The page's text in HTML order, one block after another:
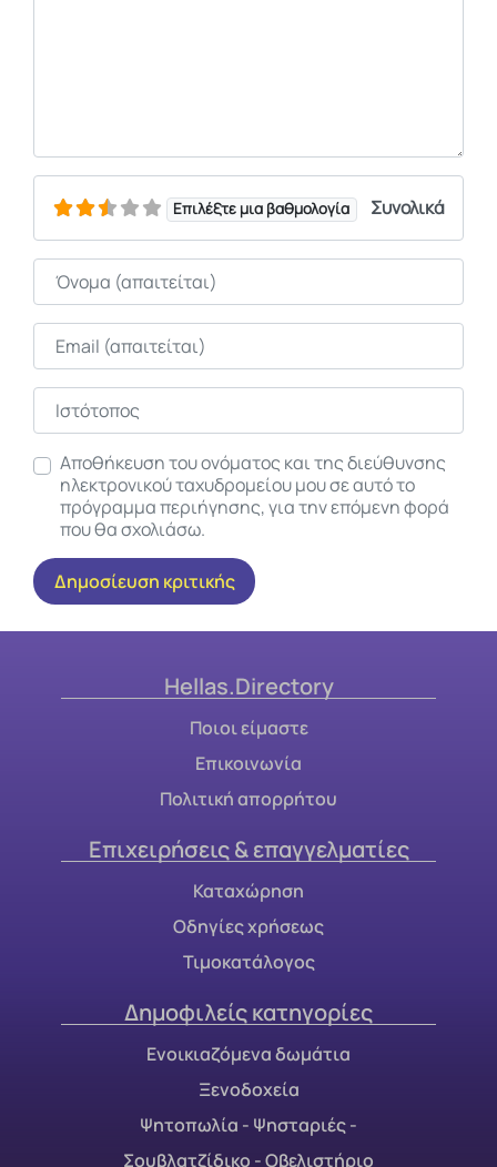
Επιλέξτε μια βαθμολογία Συνολικά
Όνομα
Email
Ιστότοπος
Αποθήκευση του ονόματος και της διεύθυνσης
ηλεκτρονικού ταχυδρομείου μου σε αυτό το
πρόγραμμα περιήγησης, για την επόμενη φορά
που θα σχολιάσω.
Hellas.Directory
Ποιοι είμαστε
Επικοινωνία
Πολιτική απορρήτου
Επιχειρήσεις & επαγγελματίες
Καταχώρηση
Οδηγίες χρήσεως
Τιμοκατάλογος
Δημοφιλείς κατηγορίες
Ενοικιαζόμενα δωμάτια
Ξενοδοχεία
Ψητοπωλία - Ψησταριές -
Σουβλατζίδικο - Οβελιστήριο